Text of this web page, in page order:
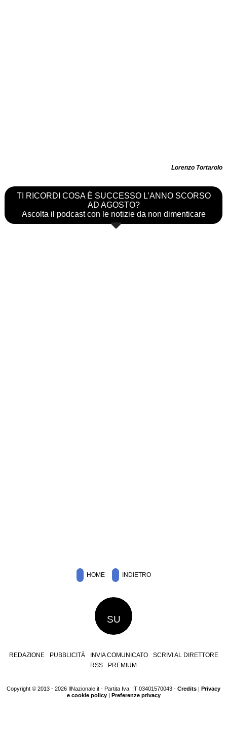
Lorenzo Tortarolo
TI RICORDI COSA È SUCCESSO L’ANNO SCORSO
AD AGOSTO?
Ascolta il podcast con le notizie da non dimenticare
HOME INDIETRO
SU
REDAZIONE PUBBLICITÀ INVIA COMUNICATO
SCRIVI AL DIRETTORE
RSS
PREMIUM
Copyright © 2013 - 2026 IlNazionale.it - Partita Iva: IT 03401570043 - Credits | Privacy
e cookie policy| Preferenze privacy